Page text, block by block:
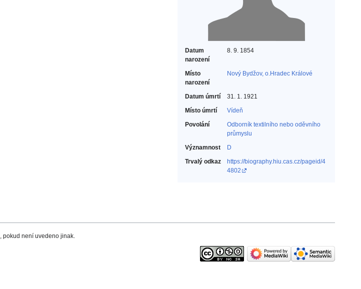
Datum
narození
8. 9. 1854
Místo
narození
Nový Bydžov, o.Hradec Králové
Datum úmrtí
31. 1. 1921
Místo úmrtí
Vídeň
Povolání
Odborník textilního nebo oděvního
průmyslu‎
Významnost
D
Trvalý odkaz
https://biography.hiu.cas.cz/pageid/4
4802
, pokud není uvedeno jinak.